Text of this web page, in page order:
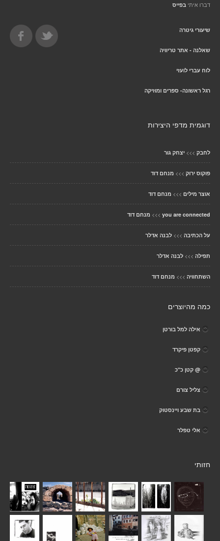
דברו איתי בפייס
שיעורי גיטרה
שאלנה - אתר טריוויה
לוח עברי לועזי
רגל ראשונה- ספרים ומוזיקה
דוגמית מדפי היצירות
לחבק >>> יצחק גור
פוקוס ירוק >>> מנחם דוד
אוצר מילים >>> מנחם דוד
you are connected
>>> מנחם דוד
על הכתיבה >>> לבנה אדלר
תפילה >>> לבנה אדלר
השתחוויה >>> מנחם דוד
כמה מהיוצרים
אילה למל בורטן
קפטן פיקרד
@ קטן כ"כ
צליל צורם
בת שבע ויינסטוק
אלי טפלר
חזותי